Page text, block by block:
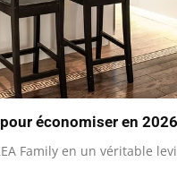
économiser en 2026
Family en un véritable